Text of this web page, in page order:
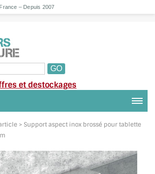
– Depuis 2007
et destockages
DEVIS
> Support aspect inox brossé pour tablette